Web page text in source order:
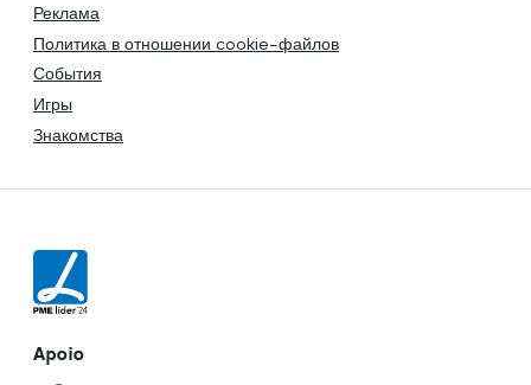
Реклама
Политика в отношении cookie-файлов
События
Игры
Знакомства
Apoio